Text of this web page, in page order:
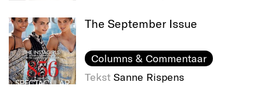
The September Issue
Columns & Commentaar
Tekst Sanne Rispens